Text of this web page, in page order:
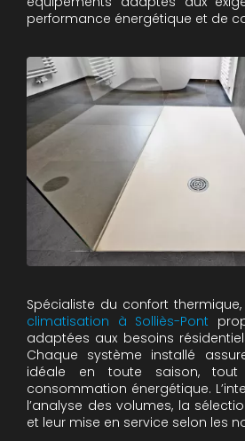
performance énergétique et de
Spécialiste du confort
climatisation à Solliès-Pont
adaptées aux besoins
Chaque système installé
idéale en toute saison,
consommation énergétique.
l’analyse des volumes, la
et leur mise en service selon les